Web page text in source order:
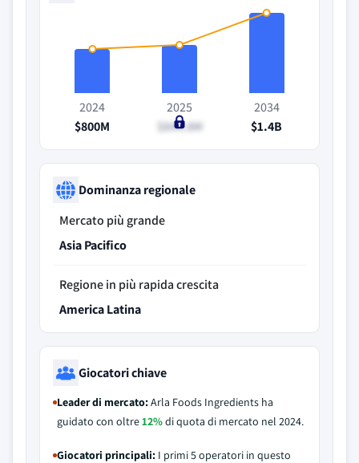
2024
$800M
2025
$844.8M
2034
$1.4B
Dominanza regionale
Mercato più grande
Asia Pacifico
Regione in più rapida crescita
America Latina
Giocatori chiave
Leader di mercato:Arla Foods Ingredients ha
guidato con oltre12%di quota di mercato nel 2024.
Giocatori principali: I primi 5 operatori in questo